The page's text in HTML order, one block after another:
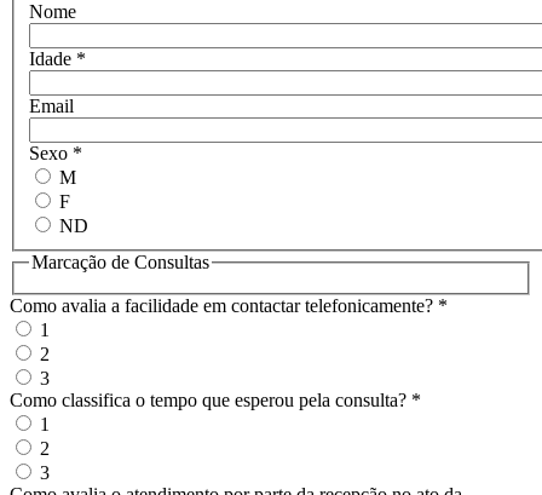
Nome
Idade *
Email
Sexo *
M
F
ND
Marcação de Consultas
Como avalia a facilidade em contactar telefonicamente? *
1
2
3
Como classifica o tempo que esperou pela consulta? *
1
2
3